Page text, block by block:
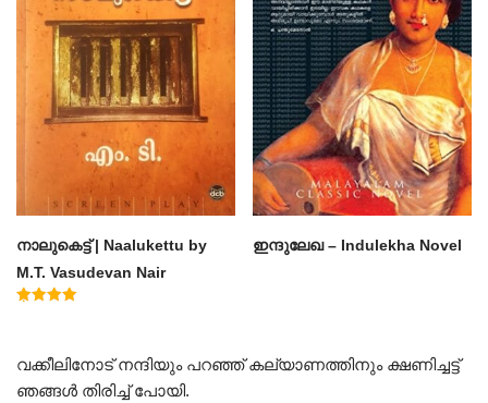
നാലുകെട്ട് | Naalukettu by
M.T. Vasudevan Nair
ഇന്ദുലേഖ – Indulekha Novel
വക്കീലിനോട് നന്ദിയും പറഞ്ഞ് കല്യാണത്തിനും ക്ഷണിച്ചട്ട്
ഞങ്ങൾ തിരിച്ച് പോയി.